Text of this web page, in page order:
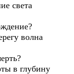
света
волна
в глубину